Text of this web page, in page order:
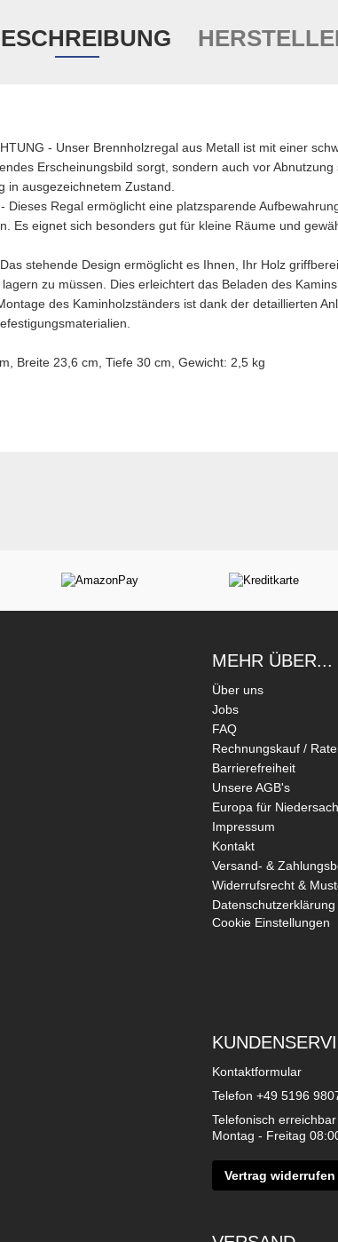
- Unser Brennholzregal aus Metall ist mit einer
Erscheinungsbild sorgt, sondern auch vor
in ausgezeichnetem Zustand.
Dieses Regal ermöglicht eine platzsparende
Es eignet sich besonders gut für kleine Räume und
stehende Design ermöglicht es Ihnen, Ihr Holz
zu müssen. Dies erleichtert das Beladen des
des Kaminholzständers ist dank der detaillierten
Breite 23,6 cm, Tiefe 30 cm, Gewicht: 2,5 kg
MEHR ÜBER...
Über uns
Jobs
FAQ
Rechnungskauf /
Barrierefreiheit
Unsere AGB's
Europa für
Impressum
Kontakt
Versand- &
Widerrufsrecht &
Datenschutzerklärung
Cookie Einstellungen
Kontaktformular
Telefon +49 5196
Telefonisch
Montag - Freitag
Vertrag widerrufen